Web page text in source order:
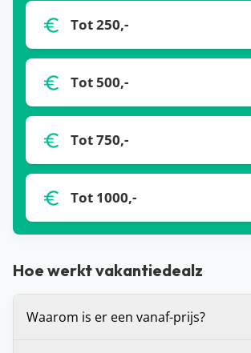
Tot 250,-
Tot 500,-
Tot 750,-
Tot 1000,-
Hoe werkt vakantiedealz
Waarom is er een vanaf-prijs?